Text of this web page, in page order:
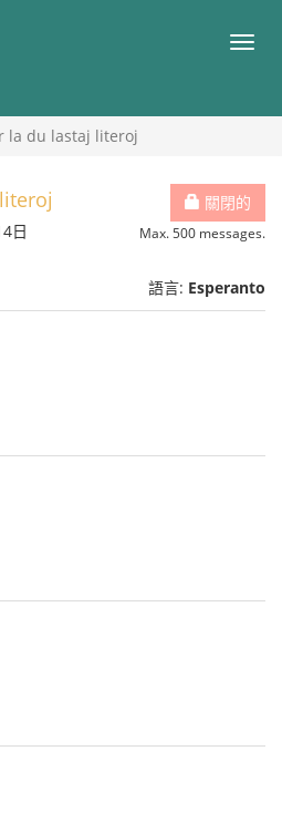
目
la du lastaj literoj
關閉的
Max. 500 messages.
日
語言: Esperanto